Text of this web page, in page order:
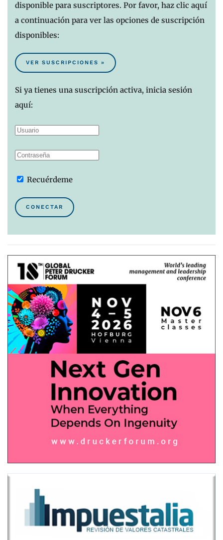
disponible para suscriptores. Por favor, haz clic aquí
a continuación para ver las opciones de suscripción
disponibles:
VER SUSCRIPCIONES »
Si ya tienes una suscripción activa, inicia sesión
aquí:
Recuérdeme
CONECTAR